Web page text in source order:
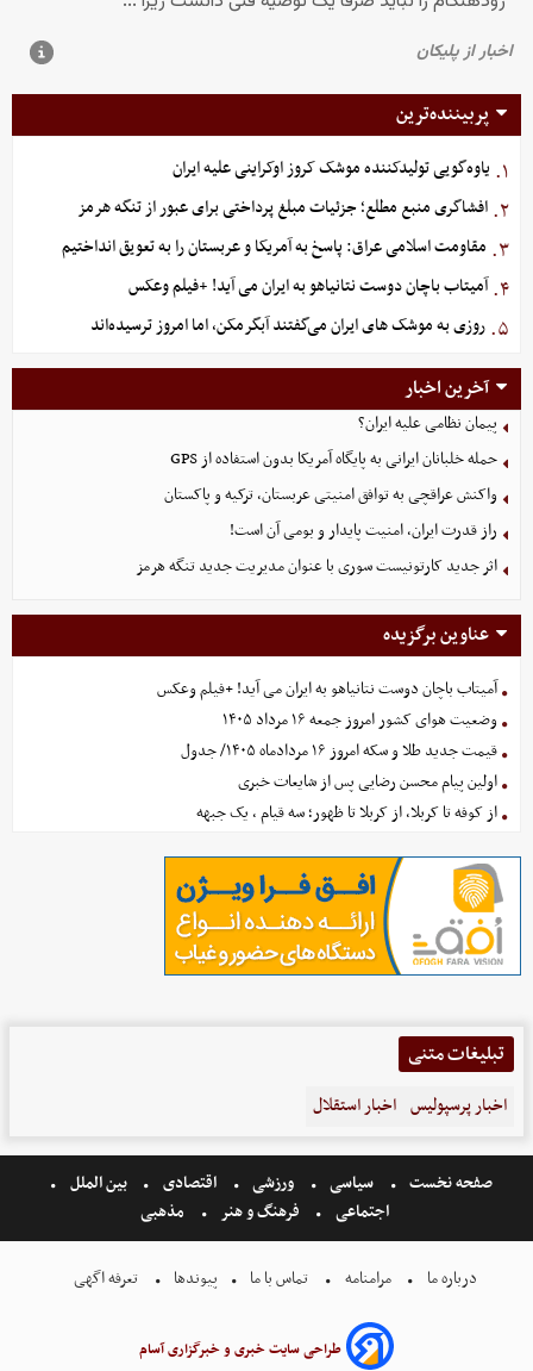
پربیننده‌ترین
۱. یاوه‌گویی تولیدکننده موشک کروز اوکراینی علیه ایران
۲. افشاگری منبع مطلع؛ جزئیات مبلغ پرداختی برای عبور از تنگه هرمز
۳. مقاومت اسلامی عراق: پاسخ به آمریکا و عربستان را به تعویق انداختیم
۴. آمیتاب باچان دوست نتانیاهو به ایران می آید! +فیلم وعکس
۵. روزی به موشک‌ های ایران می‌گفتند آبگرمکن، اما امروز ترسیده‌اند
آخرین اخبار
پیمان نظامی علیه ایران؟
حمله خلبانان ایرانی به پایگاه آمریکا بدون استفاده از GPS
واکنش عراقچی به توافق امنیتی عربستان، ترکیه و پاکستان
راز قدرت ایران، امنیت پایدار و بومی آن است!
اثر جدید کارتونیست سوری با عنوان مدیریت جدید تنگه هرمز
عناوین برگزیده
آمیتاب باچان دوست نتانیاهو به ایران می آید! +فیلم وعکس
وضعیت هوای کشور امروز جمعه ۱۶ مرداد ۱۴۰۵
قیمت جدید طلا و سکه امروز ۱۶ مردادماه ۱۴۰۵/ جدول
اولین پیام محسن رضایی پس از شایعات خبری
از کوفه تا کربلا، از کربلا تا ظهور؛ سه قیام ، یک جبهه
تبلیغات متنی
اخبار پرسپولیس اخبار استقلال
صفحه نخست سیاسی ورزشی اقتصادی
بین الملل
اجتماعی
فرهنگ و هنر مذهبی
درباره ما مرامنامه تماس با ما پیوندها تعرفه اگهی
طراحی سایت خبری و خبرگزاری آسام